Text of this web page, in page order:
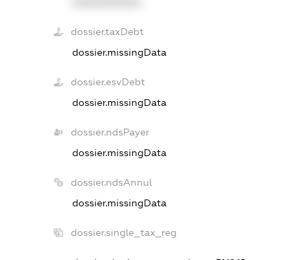
dossier.taxDebt
dossier.missingData
dossier.esvDebt
dossier.missingData
dossier.ndsPayer
dossier.missingData
dossier.ndsAnnul
dossier.missingData
dossier.single_tax_reg